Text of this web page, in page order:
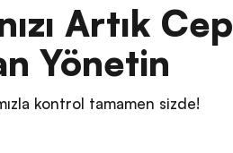
Artık Cep
Yönetin
kontrol tamamen sizde!